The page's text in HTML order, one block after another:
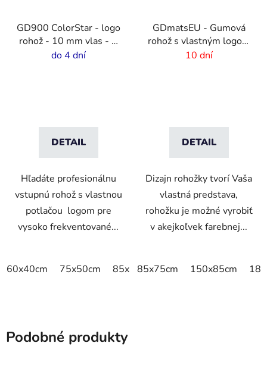
GD900 ColorStar - logo
rohož - 10 mm vlas - 2
cm gumový okraj
do 4 dní
DETAIL
Hľadáte profesionálnu
vstupnú rohož s vlastnou
potlačou logom pre
vysoko frekventované...
60x40cm 75x50cm 85x60cm 85x75cm 115x85cm
GDmatsEU - Gumová
rohož s vlastným logom
- interiér-exteriér
10 dní
DETAIL
Dizajn rohožky tvorí Vaša
vlastná predstava,
rohožku je možné vyrobiť
v akejkoľvek farebnej...
85x75cm 150x85cm
Podobné produkty